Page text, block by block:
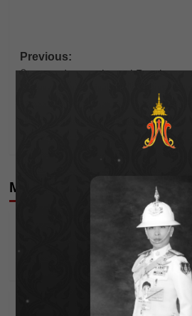
Post
Previous:
กิจกรรม Internationnal Preview
นานาชาติ Thailand Biennale,
เอื้อย พร
More Stories
นัตตี้” ยอมรับชีวิตไอดอลไม่ง่าย 10
“เป็กกี้ ศรีธัญญา” ไม่เข็ดกับความรั